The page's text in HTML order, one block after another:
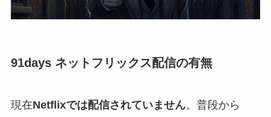
91days ネットフリックス配信の有無
現在Netflixでは配信されていません。普段から